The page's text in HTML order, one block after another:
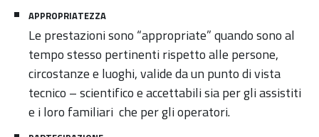
APPROPRIATEZZA
Le prestazioni sono “appropriate” quando sono al
tempo stesso pertinenti rispetto alle persone,
circostanze e luoghi, valide da un punto di vista
tecnico – scientifico e accettabili sia per gli assistiti
e i loro familiari che per gli operatori.